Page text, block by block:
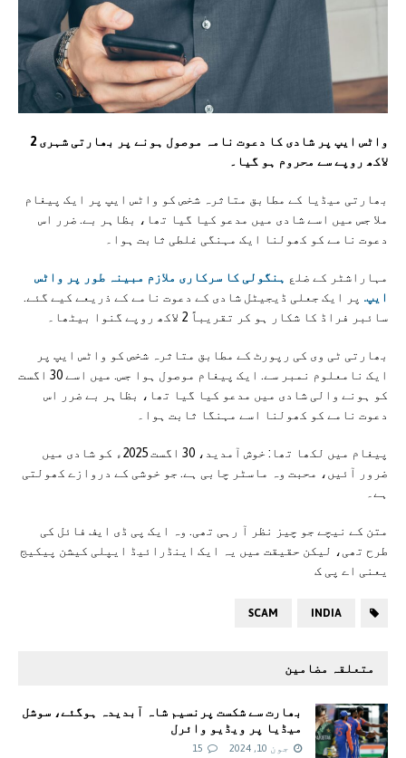
واٹس ایپ پر شادی کا دعوت نامہ موصول ہونے پر بھارتی شہری 2
لاکھ روپے سے محروم ہو گیا۔
بھارتی میڈیا کے مطابق متاثرہ شخص کو واٹس ایپ پر ایک پیغام
ملا جس میں اسے شادی میں مدعو کیا گیا تھا، بظاہر بے. ضرر اس
دعوت نامے کو کھولنا ایک مہنگی غلطی ثابت ہوا۔
مہاراشٹر کے ضلع ہنگولی کا سرکاری ملازم مبینہ طور پر واٹس
ایپ. پر ایک جعلی ڈیجیٹل شادی کے دعوت نامے کے ذریعے کیے گئے.
سائبر فراڈ کا شکار ہو کر تقریباً 2 لاکھ روپے گنوا بیٹھا۔
بھارتی ٹی وی کی رپورٹ کے مطابق متاثرہ شخص کو واٹس ایپ پر
ایک نامعلوم نمبر سے. ایک پیغام موصول ہوا جس. میں اسے 30 اگست
کو ہونے والی شادی میں مدعو کیا گیا تھا، بظاہر بے ضرر اس
دعوت نامے کو کھولنا اسے مہنگا ثابت ہوا۔
پیغام میں لکھا تھا: خوش آمدید، 30 اگست 2025ء کو شادی میں
ضرور آئیں، محبت وہ ماسٹر چابی ہے. جو خوشی کے دروازے کھولتی
ہے۔
متن کے نیچے جو چیز نظر آ رہی تھی. وہ ایک پی ڈی ایف فائل کی
طرح تھی، لیکن حقیقت میں یہ ایک اینڈرائیڈ ایپلی کیشن پیکیج
یعنی اے پی ک
INDIA
SCAM
متعلقہ مضامین
بھارت سے شکست پرنسیم شاہ آبدیدہ ہوگئے، سوشل
میڈیا پر ویڈیو وائرل
جون 10, 2024 15